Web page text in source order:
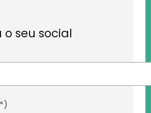
o seu social